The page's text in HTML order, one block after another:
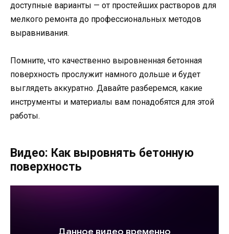
доступные варианты — от простейших растворов для
мелкого ремонта до профессиональных методов
выравнивания.
Помните, что качественно выровненная бетонная
поверхность прослужит намного дольше и будет
выглядеть аккуратно. Давайте разберемся, какие
инструменты и материалы вам понадобятся для этой
работы.
Видео: Как выровнять бетонную
поверхность